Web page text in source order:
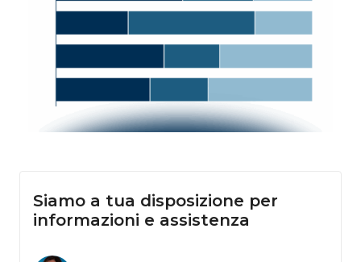
Siamo a tua disposizione per
informazioni e assistenza